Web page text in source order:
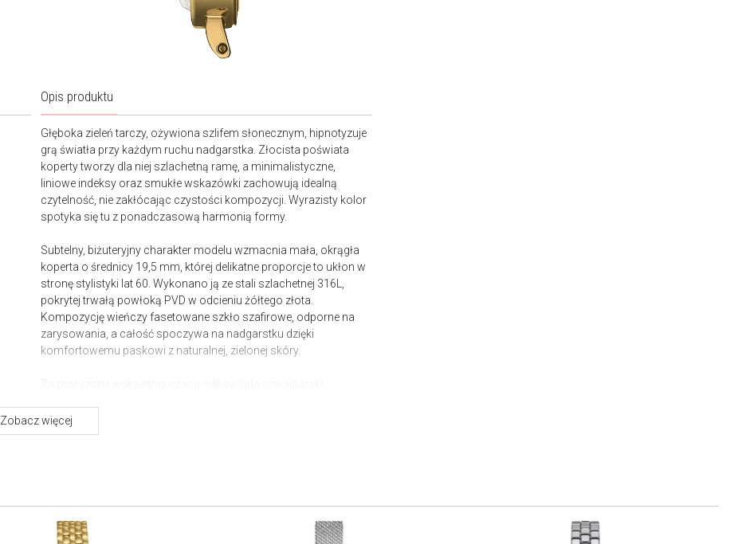
Opis produktu
Głęboka zieleń tarczy, ożywiona szlifem słonecznym, hipnotyzuje
grą światła przy każdym ruchu nadgarstka. Złocista poświata
koperty tworzy dla niej szlachetną ramę, a minimalistyczne,
liniowe indeksy oraz smukłe wskazówki zachowują idealną
czytelność, nie zakłócając czystości kompozycji. Wyrazisty kolor
spotyka się tu z ponadczasową harmonią formy.
Subtelny, biżuteryjny charakter modelu wzmacnia mała, okrągła
koperta o średnicy 19,5 mm, której delikatne proporcje to ukłon w
stronę stylistyki lat 60. Wykonano ją ze stali szlachetnej 316L,
pokrytej trwałą powłoką PVD w odcieniu żółtego złota.
Kompozycję wieńczy fasetowane szkło szafirowe, odporne na
zarysowania, a całość spoczywa na nadgarstku dzięki
komfortowemu paskowi z naturalnej, zielonej skóry.
bezobsługowy, co czyni go esencją nowoczesnej elegancji.
Koperta gwarantuje wodoszczelność do 30 metrów / 3 barów,
Tissot Lovely Round to czasomierz, który z gracją dopełni
Zobacz więcej